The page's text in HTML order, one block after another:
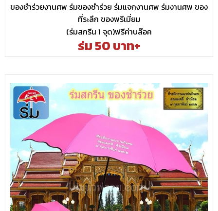
ของชำร่วยงานศพ ร่มของชำร่วย ร่มแจกงานศพ ร่มงานศพ ของ
ที่ระลึก ของพรีเมี่ยม
(ร่มสกรีน 1 จุด)ฟรีค่าบล๊อค
ร่ม 50 บาท+